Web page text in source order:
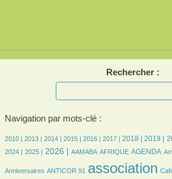
Rechercher :
Navigation par mots-clé :
5/1771
2010 |
5/17712013 |
198/1771 2014 |
372/1771 2015 |
366/1771 2016 |
348/1771 2017 |
521/1771 2018 |
526/1771 2019 |
451/1771
481/1771
336/1771
330/1771
337/1771
2024 |
368/1771
2025 |
658/1771 2026 |
51/1771 AAMABA
123/1771 AFRIQUE
424/1771 AGENDA
5/1771
20/1771
Anniversaires ANTICOR 91 association